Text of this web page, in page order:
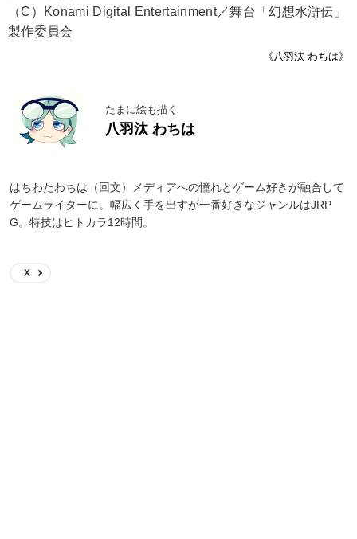
（C）Konami Digital Entertainment／舞台「幻想水滸伝」
製作委員会
《八羽汰 わちは》
たまに絵も描く
八羽汰 わちは
はちわたわちは（回文）メディアへの憧れとゲーム好きが融合して
ゲームライターに。幅広く手を出すが一番好きなジャンルはJRP
G。特技はヒトカラ12時間。
X